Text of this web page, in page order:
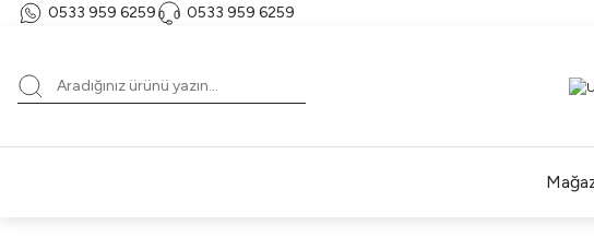
0533 959 6259 0533 959 6259
HER BİR L'EA